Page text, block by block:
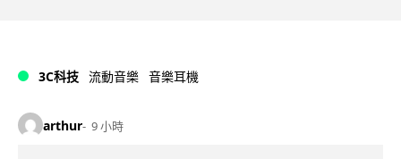
3C科技 流動音樂 音樂耳機
arthur 9 小時